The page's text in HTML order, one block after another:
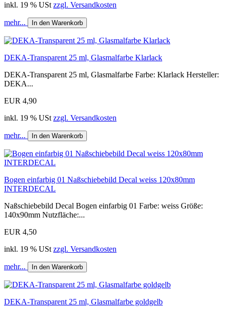
inkl. 19 % USt zzgl. Versandkosten
mehr... In den Warenkorb
DEKA-Transparent 25 ml, Glasmalfarbe Klarlack
DEKA-Transparent 25 ml, Glasmalfarbe Farbe: Klarlack Hersteller:
DEKA...
EUR 4,90
inkl. 19 % USt zzgl. Versandkosten
mehr... In den Warenkorb
Bogen einfarbig 01 Naßschiebebild Decal weiss 120x80mm
INTERDECAL
Naßschiebebild Decal Bogen einfarbig 01 Farbe: weiss Größe:
140x90mm Nutzfläche:...
EUR 4,50
inkl. 19 % USt zzgl. Versandkosten
mehr... In den Warenkorb
DEKA-Transparent 25 ml, Glasmalfarbe goldgelb